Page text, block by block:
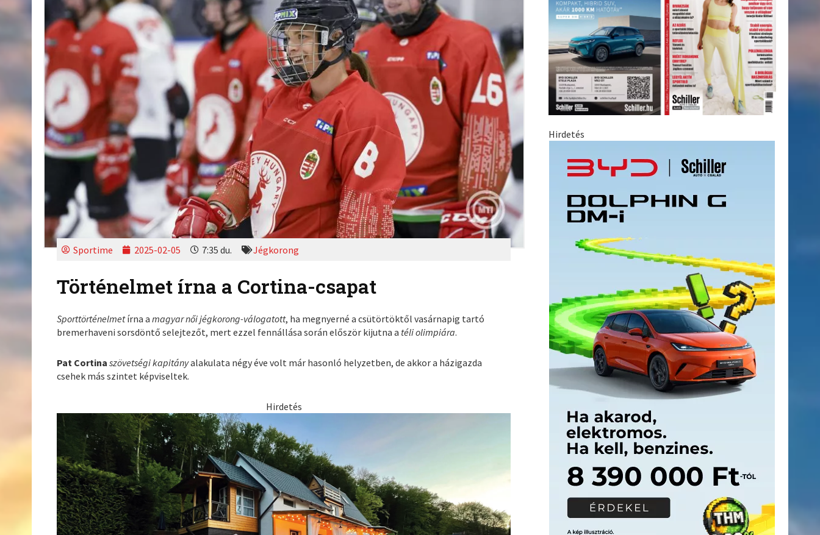
Sportime 2025-02-05 7:35 du. Jégkorong
Történelmet írna a Cortina-csapat
Sporttörténelmetírna amagyar női jégkorong-válogatott, ha megnyerné a csütörtöktől vasárnapig tartó
bremerhaveni sorsdöntő selejtezőt, mert ezzel fennállása során először kijutna a téli olimpiára.
Pat Cortina szövetségi kapitányalakulata négy éve volt már hasonló helyzetben, de akkor a házigazda
csehek más szintet képviseltek.
Hirdetés
Hirdetés